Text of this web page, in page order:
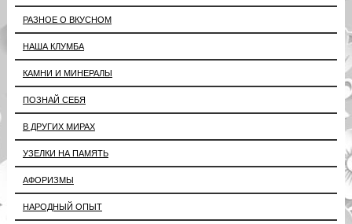
РАЗНОЕ О ВКУСНОМ
НАША КЛУМБА
КАМНИ И МИНЕРАЛЫ
ПОЗНАЙ СЕБЯ
В ДРУГИХ МИРАХ
УЗЕЛКИ НА ПАМЯТЬ
АФОРИЗМЫ
НАРОДНЫЙ ОПЫТ